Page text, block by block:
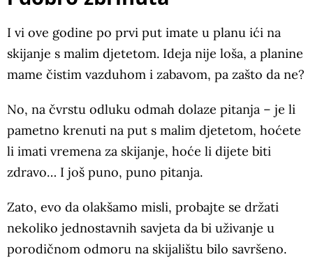
I vi ove godine po prvi put imate u planu ići na
skijanje s malim djetetom. Ideja nije loša, a planine
mame čistim vazduhom i zabavom, pa zašto da ne?
No, na čvrstu odluku odmah dolaze pitanja – je li
pametno krenuti na put s malim djetetom, hoćete
li imati vremena za skijanje, hoće li dijete biti
zdravo… I još puno, puno pitanja.
Zato, evo da olakšamo misli, probajte se držati
nekoliko jednostavnih savjeta da bi uživanje u
porodičnom odmoru na skijalištu bilo savršeno.